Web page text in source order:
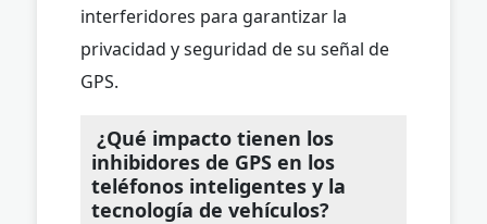
interferidores para garantizar la
privacidad y seguridad de su señal de
GPS.
¿Qué impacto tienen los
inhibidores de GPS en los
teléfonos inteligentes y la
tecnología de vehículos?